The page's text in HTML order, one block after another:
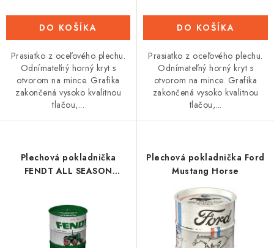
DO KOŠÍKA
Prasiatko z oceľového plechu.
Odnímateľný horný kryt s
otvorom na mince. Grafika
zakončená vysoko kvalitnou
tlačou,...
DO KOŠÍKA
Prasiatko z oceľového plechu.
Odnímateľný horný kryt s
otvorom na mince. Grafika
zakončená vysoko kvalitnou
tlačou,...
Plechová pokladnička
FENDT ALL SEASON
Plechová pokladnička Ford
Mustang Horse